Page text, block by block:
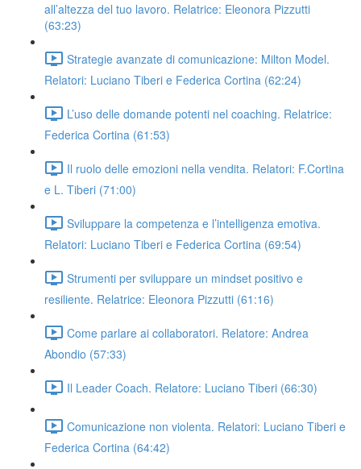
all’altezza del tuo lavoro. Relatrice: Eleonora Pizzutti
(63:23)
Strategie avanzate di comunicazione: Milton Model.
Relatori: Luciano Tiberi e Federica Cortina (62:24)
L’uso delle domande potenti nel coaching. Relatrice:
Federica Cortina (61:53)
Il ruolo delle emozioni nella vendita. Relatori: F.Cortina
e L. Tiberi (71:00)
Sviluppare la competenza e l’intelligenza emotiva.
Relatori: Luciano Tiberi e Federica Cortina (69:54)
Strumenti per sviluppare un mindset positivo e
resiliente. Relatrice: Eleonora Pizzutti (61:16)
Come parlare ai collaboratori. Relatore: Andrea
Abondio (57:33)
Il Leader Coach. Relatore: Luciano Tiberi (66:30)
Comunicazione non violenta. Relatori: Luciano Tiberi e
Federica Cortina (64:42)